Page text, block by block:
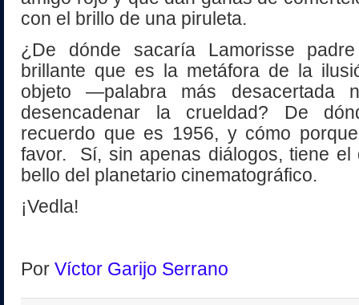
con el brillo de una piruleta.
¿De dónde sacaría Lamorisse
brillante que es la metáfora de la
objeto —palabra más desacertada
desencadenar la crueldad? De
recuerdo que es 1956, y cómo
favor. Sí, sin apenas diálogos, tiene el
bello del planetario cinematográfico.
¡Vedla!
Por Víctor Garijo Serrano